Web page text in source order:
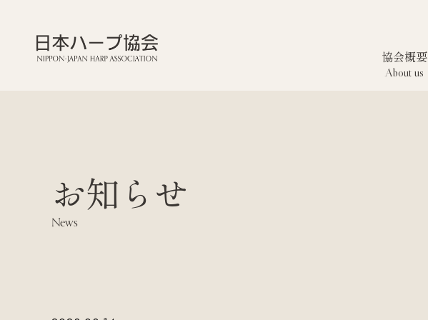
協会概要
About us
お知らせ
News